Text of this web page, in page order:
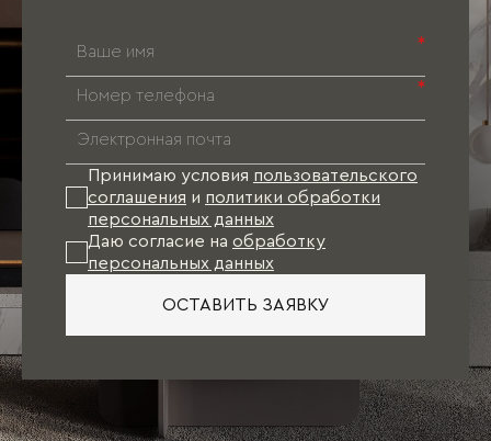
*
*
Принимаю условия пользовательского
соглашения и политики обработки
персональных данных
Даю согласие на обработку
персональных данных
ОСТАВИТЬ ЗАЯВКУ